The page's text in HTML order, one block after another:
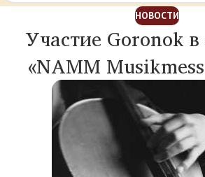
НОВОСТИ
Участие Goronok в
«NAMM